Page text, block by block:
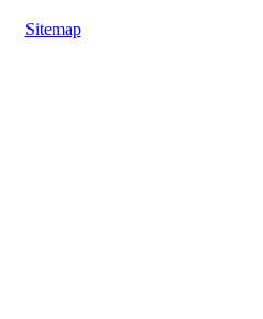
Sitemap